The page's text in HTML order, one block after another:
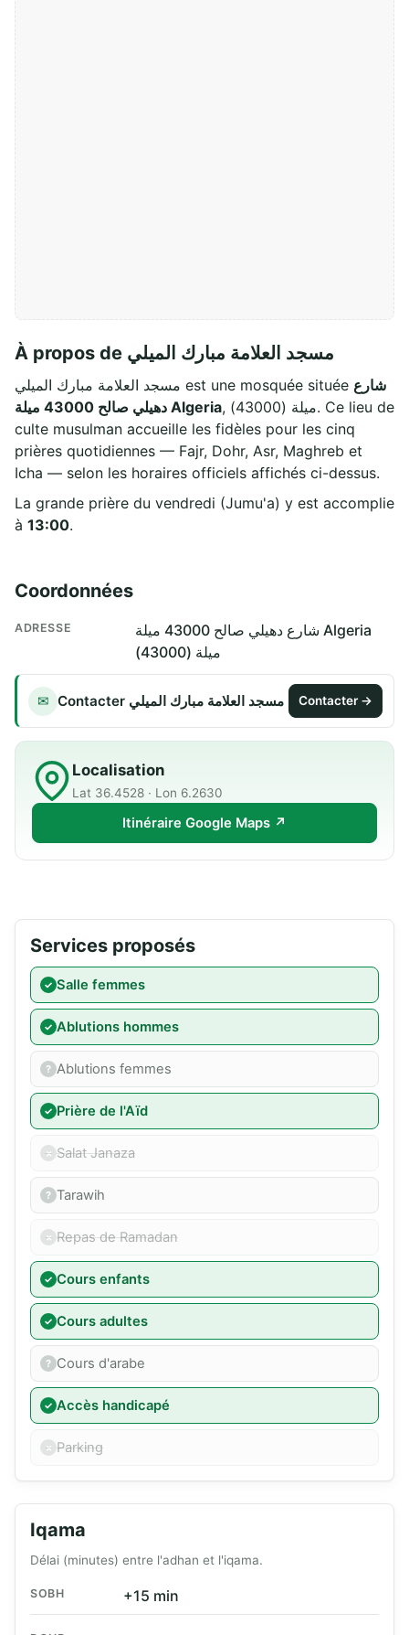
À propos de مسجد العلامة مبارك الميلي
مسجد العلامة مبارك الميلي est une mosquée située شارع
دهيلي صالح 43000 ميلة Algeria, ميلة (43000). Ce lieu de
culte musulman accueille les fidèles pour les cinq
prières quotidiennes — Fajr, Dohr, Asr, Maghreb et
Icha — selon les horaires officiels affichés ci-dessus.
La grande prière du vendredi (Jumu'a) y est accomplie
à 13:00.
Coordonnées
ADRESSE
شارع دهيلي صالح 43000 ميلة Algeria
ميلة (43000)
✉ Contacter مسجد العلامة مبارك الميلي Contacter →
Localisation
Lat 36.4528 · Lon 6.2630
Itinéraire Google Maps ↗
Services proposés
Salle femmes
Ablutions hommes
Ablutions femmes
Prière de l'Aïd
Salat Janaza
Tarawih
Repas de Ramadan
Cours enfants
Cours adultes
Cours d'arabe
Accès handicapé
Parking
Iqama
Délai (minutes) entre l'adhan et l'iqama.
SOBH +15 min